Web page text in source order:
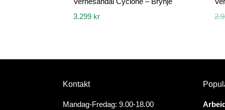
3.299 kr
har
varianter.
kan
har
kan
Kontakt
Mandag-Fredag: 9.00-18.00